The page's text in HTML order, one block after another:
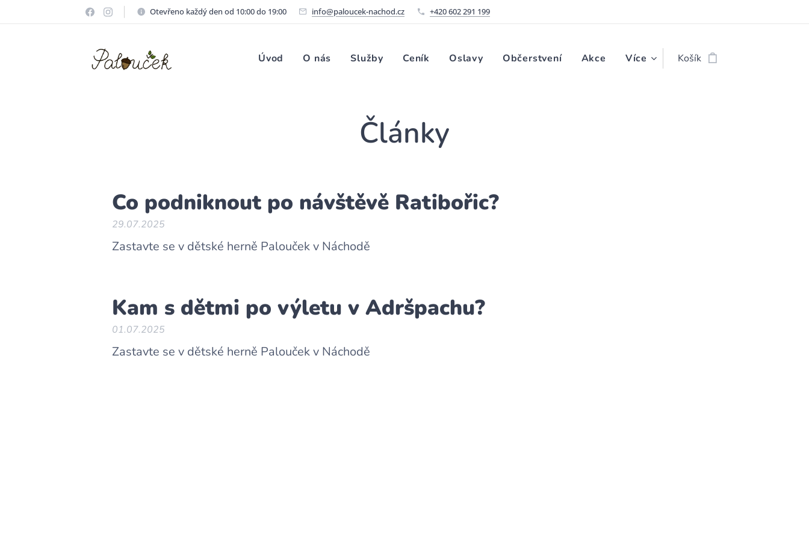
Otevřeno každý den od 10:00 do 19:00 info@paloucek-nachod.cz +420 602 291 199
Úvod O nás Služby Ceník Oslavy Občerstvení Akce Více Košík
Články
Co podniknout po návštěvě Ratibořic?
29.07.2025
Zastavte se v dětské herně Palouček v Náchodě 🌼👧🧁
Kam s dětmi po výletu v Adršpachu?
01.07.2025
Zastavte se v dětské herně Palouček v Náchodě 🌲 🎠